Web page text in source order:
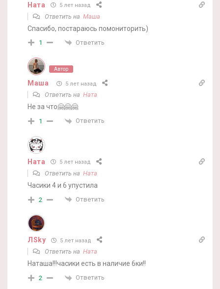
Ната 5 лет назад
Ответить на Маша
Спасибо, постараюсь помониторить)
1 Ответить
Автор
Маша 5 лет назад
Ответить на Ната
Не за что🤗🤗🤗
1 Ответить
Ната 5 лет назад
Ответить на Ната
Часики 4 и 6 упустила
2 Ответить
ЛSky 5 лет назад
Ответить на Ната
Наташа!!!часики есть в наличие 6ки!!
2 Ответить